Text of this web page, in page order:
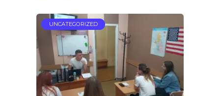
UNCATEGORIZED